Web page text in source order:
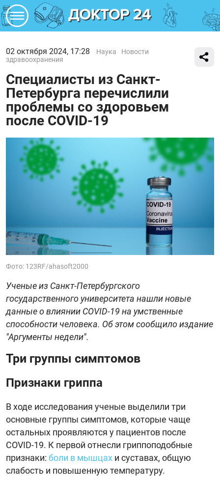
02 октября 2024, 17:28 Наука
Новости
здравоохранения
Специалисты из Санкт-
Петербурга перечислили
проблемы со здоровьем
после COVID-19
Фото: 123RF/ahasoft2000
Ученые из Санкт-Петербургского
государственного университета нашли новые
данные о влиянии COVID-19 на умственные
способности человека. Об этом сообщило издание
"Аргументы недели".
Три группы симптомов
Признаки гриппа
В ходе исследования ученые выделили три
основные группы симптомов, которые чаще
остальных проявляются у пациентов после
COVID-19. К первой отнесли гриппоподобные
признаки: боли в мышцах и суставах, общую
слабость и повышенную температуру.